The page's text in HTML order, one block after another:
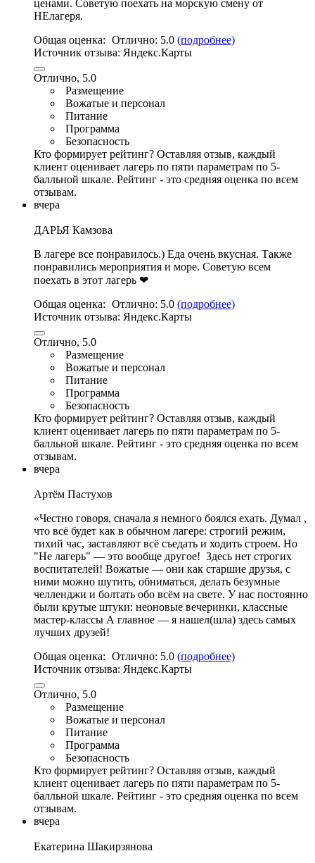
ценами. Советую поехать на морскую смену от
НЕлагеря.
Общая оценка: Отлично: 5.0 (подробнее)
Источник отзыва: Яндекс.Карты
Отлично, 5.0
Размещение
Вожатые и персонал
Питание
Программа
Безопасность
Кто формирует рейтинг? Оставляя отзыв, каждый
клиент оценивает лагерь по пяти параметрам по 5-
балльной шкале. Рейтинг - это средняя оценка по всем
отзывам.
вчера
ДАРЬЯ Камзова
В лагере все понравилось.) Еда очень вкусная. Также
понравились мероприятия и море. Советую всем
поехать в этот лагерь ❤
Общая оценка: Отлично: 5.0 (подробнее)
Источник отзыва: Яндекс.Карты
Отлично, 5.0
Размещение
Вожатые и персонал
Питание
Программа
Безопасность
Кто формирует рейтинг? Оставляя отзыв, каждый
клиент оценивает лагерь по пяти параметрам по 5-
балльной шкале. Рейтинг - это средняя оценка по всем
отзывам.
вчера
Артём Пастухов
‎«Честно говоря, сначала я немного боялся ехать. Думал ,
что всё будет как в обычном лагере: строгий режим,
тихий час, заставляют всё съедать и ходить строем. Но
"Не лагерь" — это вообще другое! ‎ ‎Здесь нет строгих
воспитателей! Вожатые — они как старшие друзья, с
ними можно шутить, обниматься, делать безумные
челленджи и болтать обо всём на свете. У нас постоянно
были крутые штуки: неоновые вечеринки, классные
мастер-классы ‎А главное — я нашел(шла) здесь самых
лучших друзей! ‎
Общая оценка: Отлично: 5.0 (подробнее)
Источник отзыва: Яндекс.Карты
Отлично, 5.0
Размещение
Вожатые и персонал
Питание
Программа
Безопасность
Кто формирует рейтинг? Оставляя отзыв, каждый
клиент оценивает лагерь по пяти параметрам по 5-
балльной шкале. Рейтинг - это средняя оценка по всем
отзывам.
вчера
Екатерина Шакирзянова